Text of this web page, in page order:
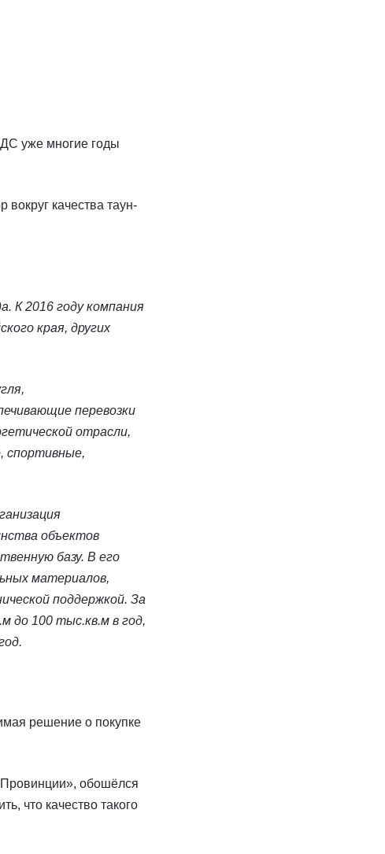
уже многие годы
качества таун-
К 2016 году компания
края, других
перевозки
отрасли,
спортивные,
объектов
базу. В его
материалов,
поддержкой. За
до 100 тыс.кв.м в год,
решение о покупке
обошёлся
что качество такого